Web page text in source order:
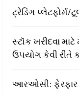
ટ્રેડિંગ પ્લેટફોર્મ/
સ્ટૉક ખરીદવા
ઉપયોગ કેવી રીતે
આરઓસી: ફેરફાર